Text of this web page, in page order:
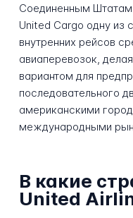
Соединенным
United Cargo одну из
внутренних рейсов
авиаперевозок,
вариантом для
последовательного
американскими
международными
В какие
United